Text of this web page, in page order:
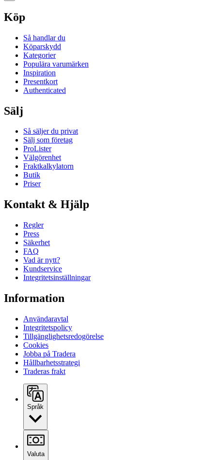
Köp
Så handlar du
Köparskydd
Kategorier
Populära varumärken
Inspiration
Presentkort
Authenticated
Sälj
Så säljer du privat
Sälj som företag
ProLister
Välgörenhet
Fraktkalkylatorn
Butik
Priser
Kontakt & Hjälp
Regler
Press
Säkerhet
FAQ
Vad är nytt?
Kundservice
Integritetsinställningar
Information
Användaravtal
Integritetspolicy
Tillgänglighetsredogörelse
Cookies
Jobba på Tradera
Hållbarhetsstrategi
Traderas frakt
Språk
Valuta